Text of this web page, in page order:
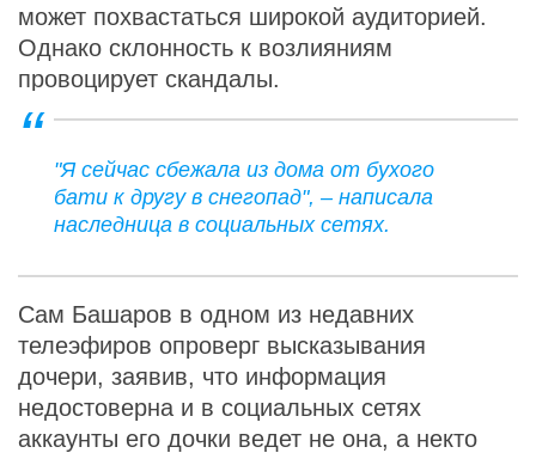
может похвастаться широкой аудиторией.
Однако склонность к возлияниям
провоцирует скандалы.
"Я сейчас сбежала из дома от бухого
бати к другу в снегопад", – написала
наследница в социальных сетях.
Сам Башаров в одном из недавних
телеэфиров опроверг высказывания
дочери, заявив, что информация
недостоверна и в социальных сетях
аккаунты его дочки ведет не она, а некто